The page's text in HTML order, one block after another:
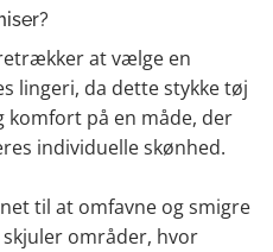
at vælge en
lingeri, da dette stykke tøj
på en måde, der
individuelle skønhed.
til at omfavne og smigre
områder, hvor